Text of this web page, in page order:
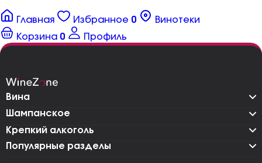
Главная Избранное 0
Винотеки
Корзина 0 Профиль
Вина
Шампанское
Крепкий алкоголь
Популярные разделы